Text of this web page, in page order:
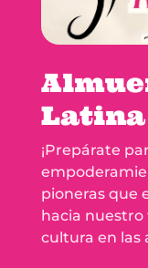
Latina
¡Prepárate
pioneras que
hacia
cultura en las